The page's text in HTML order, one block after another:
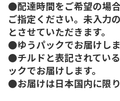
●配達時間をご希望の場
ご指定ください。未入力
とさせていただきます。
●ゆうパックでお届けしま
●チルドと表記されてい
ックでお届けします。
●お届けは日本国内に限り